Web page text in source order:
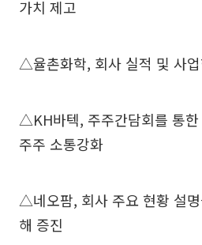
가치 제고
△율촌화학, 회사 실적 및 사
△KH바텍, 주주간담회를 통한
주주 소통강화
△네오팜, 회사 주요 현황 설
해 증진